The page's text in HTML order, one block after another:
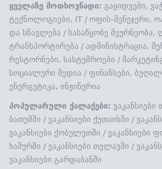
ყველაზე მოთხოვნადი: გაყიდვები,
ტექნოლოგიები, IT / ოფის-მენეჯერი,
და სწავლება / სასაწყობე მეურნეობა,
ტრანსპორტირება / ადმინისტრაცია,
რესტორნები, სასტუმროები /
სოციალური მედია / ფინანსები,
ენერგეტიკა, ინჟინერია
პოპულარული ქალაქები: ვაკანსიები
ბათუმში / ვაკანსიები ქუთაისში /
ვაკანსიები ქობულეთში / ვაკანსიები
ხაშურში / ვაკანსიები თელავში /
ვაკანსიები გარდაბანში